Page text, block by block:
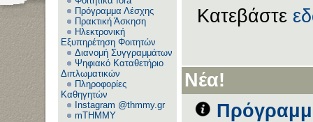
Πρόγραμμα Λέσχης
Πρακτική Άσκηση
Ηλεκτρονική
Εξυπηρέτηση Φοιτητών
Διανομή Συγγραμμάτων
Ψηφιακό Καταθετήριο
Διπλωματικών
Πληροφορίες
Καθηγητών
Instagram @thmmy.gr
mTHMMY
Κατεβάστε
Νέα!